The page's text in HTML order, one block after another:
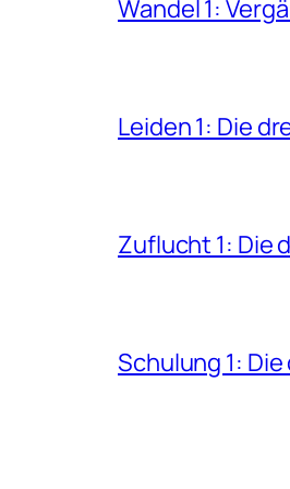
Wandel 1:
Leiden 1: Die
Zuflucht 1: Die
Schulung 1: